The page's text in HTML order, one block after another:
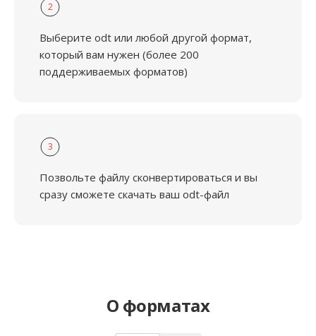
2
Выберите odt или любой другой формат,
который вам нужен (более 200
поддерживаемых форматов)
3
Позвольте файлу сконвертироваться и вы
сразу сможете скачать ваш odt-файл
О форматах